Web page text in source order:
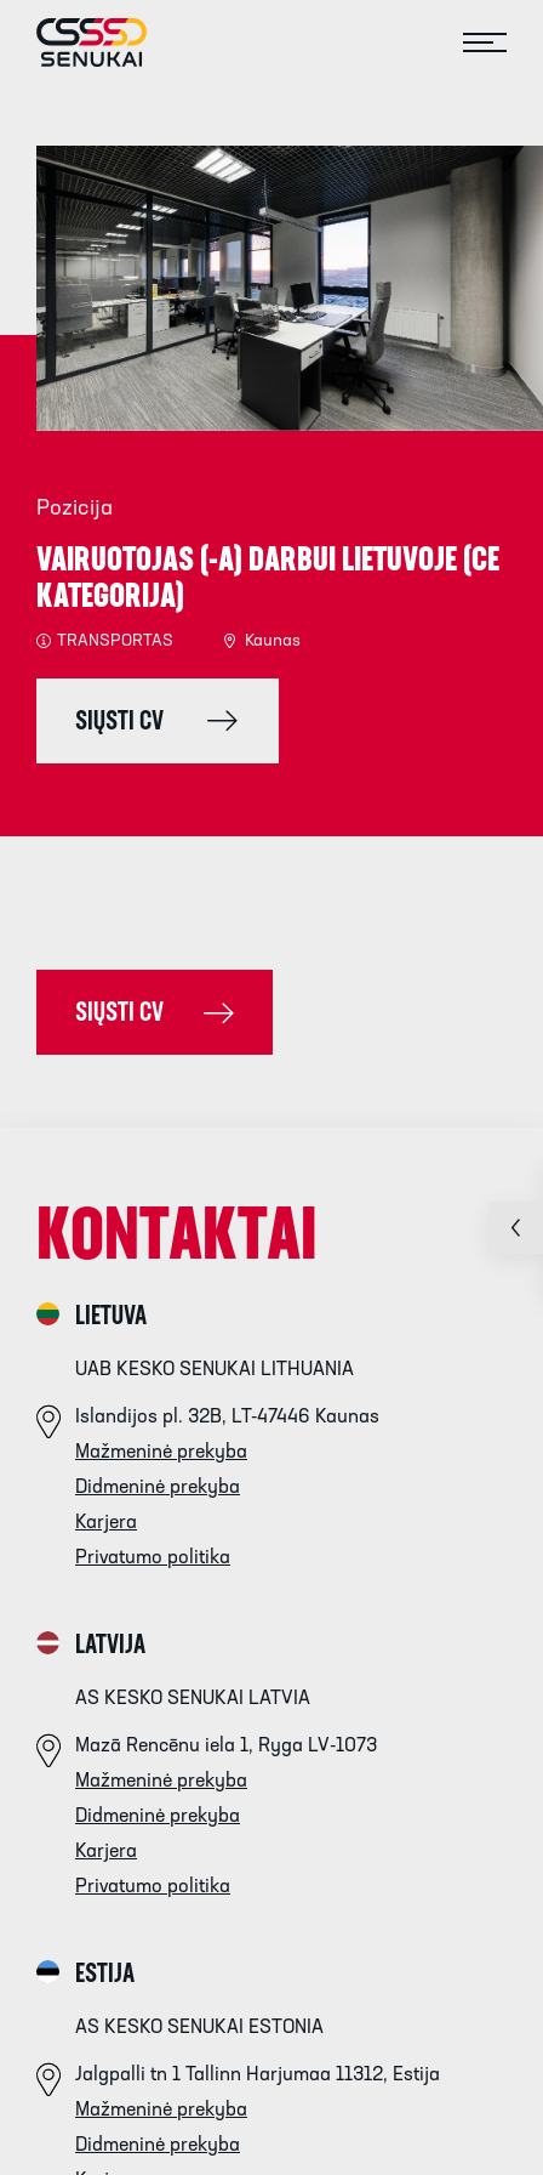
Pozicija
VAIRUOTOJAS (-A) DARBUI LIETUVOJE (CE
KATEGORIJA)
TRANSPORTAS Kaunas
SIŲSTI CV
SIŲSTI CV
KONTAKTAI
LIETUVA
UAB KESKO SENUKAI LITHUANIA
Islandijos pl. 32B, LT-47446 Kaunas
Mažmeninė prekyba
Didmeninė prekyba
Karjera
Privatumo politika
LATVIJA
AS KESKO SENUKAI LATVIA
Mazā Rencēnu iela 1, Ryga LV-1073
Mažmeninė prekyba
Didmeninė prekyba
Karjera
Privatumo politika
ESTIJA
AS KESKO SENUKAI ESTONIA
Jalgpalli tn 1 Tallinn Harjumaa 11312, Estija
Mažmeninė prekyba
Didmeninė prekyba